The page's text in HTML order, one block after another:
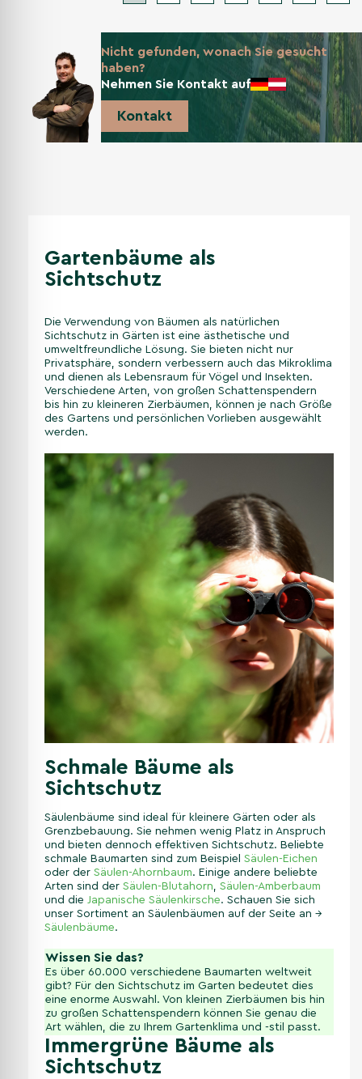
Nicht gefunden, wonach Sie gesucht
haben?
Nehmen Sie Kontakt auf
Kontakt
Gartenbäume als
Sichtschutz
Die Verwendung von Bäumen als natürlichen
Sichtschutz in Gärten ist eine ästhetische und
umweltfreundliche Lösung. Sie bieten nicht nur
Privatsphäre, sondern verbessern auch das Mikroklima
und dienen als Lebensraum für Vögel und Insekten.
Verschiedene Arten, von großen Schattenspendern
bis hin zu kleineren Zierbäumen, können je nach Größe
des Gartens und persönlichen Vorlieben ausgewählt
werden.
Schmale Bäume als
Sichtschutz
Säulenbäume sind ideal für kleinere Gärten oder als
Grenzbebauung. Sie nehmen wenig Platz in Anspruch
und bieten dennoch effektiven Sichtschutz. Beliebte
schmale Baumarten sind zum Beispiel Säulen-Eichen
oder der Säulen-Ahornbaum. Einige andere beliebte
Arten sind der Säulen-Blutahorn, Säulen-Amberbaum
und die Japanische Säulenkirsche. Schauen Sie sich
unser Sortiment an Säulenbäumen auf der Seite an →
Säulenbäume.
Wissen Sie das?
Es über 60.000 verschiedene Baumarten weltweit
gibt? Für den Sichtschutz im Garten bedeutet dies
eine enorme Auswahl. Von kleinen Zierbäumen bis hin
zu großen Schattenspendern können Sie genau die
Art wählen, die zu Ihrem Gartenklima und -stil passt.
Immergrüne Bäume als
Sichtschutz